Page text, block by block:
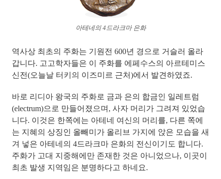
아테네의 4드라크마 은화
역사상 최초의 주화는 기원전 600년 경 으로 거슬러 올라
갑니다. 고고학자들은 이 주화를 에페수스의 아르테미스
신전(오늘날 터키의 이즈미르 근처)에서 발견하였죠.
바로 리디아 왕국의 주화로 금과 은의 합금인 일레트럼
(electrum)으로 만들어졌으며, 사자 머리가 그려져 있었습
니다. 이것은 한쪽에는 아테네 여신의 머리를, 다른 쪽에
는 지혜의 상징인 올빼미가 올리브 가지에 앉은 모습을 새
겨 넣은 아테네의 4드라크마 은화의 전신이기도 합니다.
주화가 고대 지중해에만 존재한 것은 아니었으나, 이곳이
최초 발생 지역임은 분명하다고 하네요.